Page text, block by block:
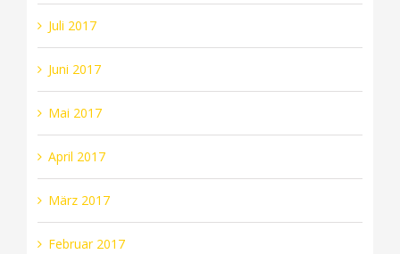
Juli 2017
Juni 2017
Mai 2017
April 2017
März 2017
Februar 2017